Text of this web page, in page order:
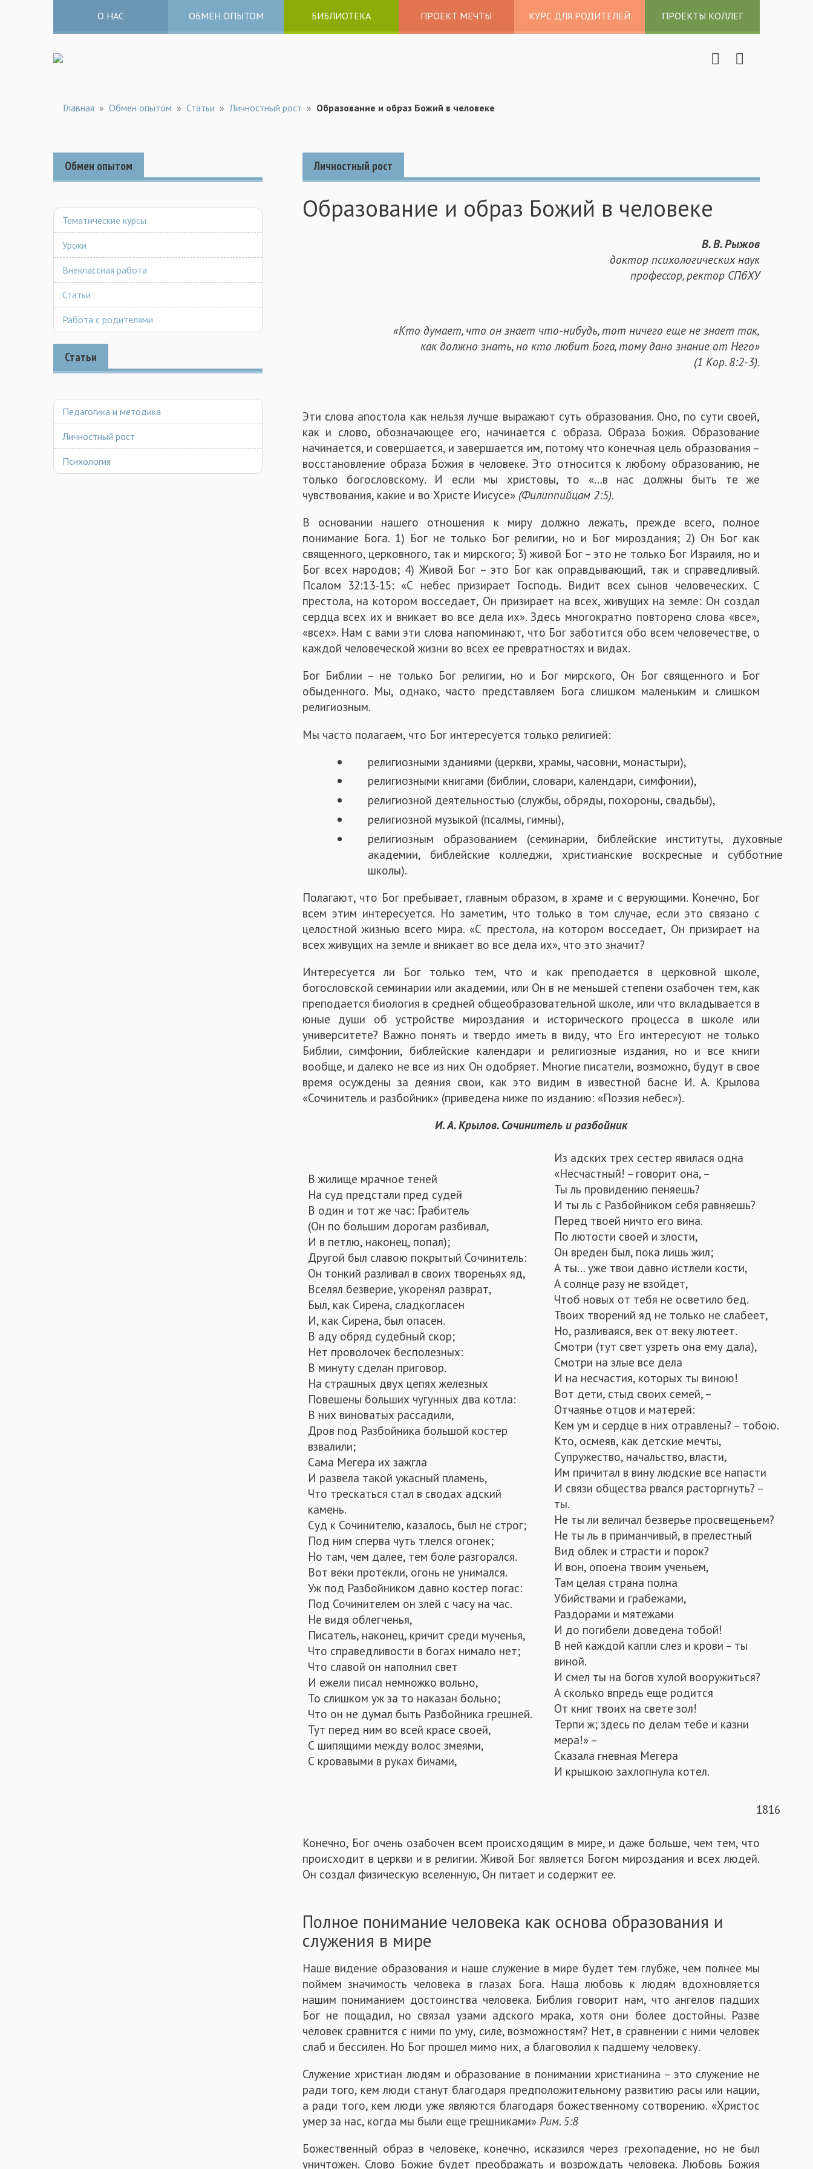
О НАС ОБМЕН ОПЫТОМ БИБЛИОТЕКА ПРОЕКТ МЕЧТЫ КУРС ДЛЯ РОДИТЕЛЕЙ ПРОЕКТЫ КОЛЛЕГ
Главная » Обмен опытом » Статьи » Личностный рост » Образование и образ Божий в человеке
Обмен опытом
Тематические курсы
Уроки
Внеклассная работа
Статьи
Работа с родителями
Статьи
Педагогика и методика
Личностный рост
Психология
Личностный рост
Образование и образ Божий в человеке
В. В. Рыжов
доктор психологических наук
профессор, ректор СПбХУ
«Кто думает, что он знает что-нибудь, тот ничего еще не знает так,
как должно знать, но кто любит Бога, тому дано знание от Него»
(1 Кор. 8:2-3).
Эти слова апостола как нельзя лучше выражают суть образования. Оно, по сути своей,
как и слово, обозначающее его, начинается с образа. Образа Божия. Образование
начинается, и совершается, и завершается им, потому что конечная цель образования –
восстановление образа Божия в человеке. Это относится к любому образованию, не
только богословскому. И если мы христовы, то «…в нас должны быть те же
чувствования, какие и во Христе Иисусе» (Филиппийцам 2:5).
В основании нашего отношения к миру должно лежать, прежде всего, полное
понимание Бога. 1) Бог не только Бог религии, но и Бог мироздания; 2) Он Бог как
священного, церковного, так и мирского; 3) живой Бог – это не только Бог Израиля, но и
Бог всех народов; 4) Живой Бог – это Бог как оправдывающий, так и справедливый.
Псалом 32:13-15: «С небес призирает Господь. Видит всех сынов человеческих. С
престола, на котором восседает, Он призирает на всех, живущих на земле: Он создал
сердца всех их и вникает во все дела их». Здесь многократно повторено слова «все»,
«всех». Нам с вами эти слова напоминают, что Бог заботится обо всем человечестве, о
каждой человеческой жизни во всех ее превратностях и видах.
Бог Библии – не только Бог религии, но и Бог мирского, Он Бог священного и Бог
обыденного. Мы, однако, часто представляем Бога слишком маленьким и слишком
религиозным.
Мы часто полагаем, что Бог интересуется только религией:
религиозными зданиями (церкви, храмы, часовни, монастыри),
религиозными книгами (библии, словари, календари, симфонии),
религиозной деятельностью (службы, обряды, похороны, свадьбы),
религиозной музыкой (псалмы, гимны),
религиозным образованием (семинарии, библейские институты, духовные
академии, библейские колледжи, христианские воскресные и субботние
школы).
Полагают, что Бог пребывает, главным образом, в храме и с верующими. Конечно, Бог
всем этим интересуется. Но заметим, что только в том случае, если это связано с
целостной жизнью всего мира. «С престола, на котором восседает, Он призирает на
всех живущих на земле и вникает во все дела их», что это значит?
Интересуется ли Бог только тем, что и как преподается в церковной школе,
богословской семинарии или академии, или Он в не меньшей степени озабочен тем, как
преподается биология в средней общеобразовательной школе, или что вкладывается в
юные души об устройстве мироздания и исторического процесса в школе или
университете? Важно понять и твердо иметь в виду, что Его интересуют не только
Библии, симфонии, библейские календари и религиозные издания, но и все книги
вообще, и далеко не все из них Он одобряет. Многие писатели, возможно, будут в свое
время осуждены за деяния свои, как это видим в известной басне И. А. Крылова
«Сочинитель и разбойник» (приведена ниже по изданию: «Поэзия небес»).
И. А. Крылов. Сочинитель и разбойник
В жилище мрачное теней
На суд предстали пред судей
В один и тот же час: Грабитель
(Он по большим дорогам разбивал,
И в петлю, наконец, попал);
Другой был славою покрытый Сочинитель:
Он тонкий разливал в своих твореньях яд,
Вселял безверие, укоренял разврат,
Был, как Сирена, сладкогласен
И, как Сирена, был опасен.
В аду обряд судебный скор;
Нет проволочек бесполезных:
В минуту сделан приговор.
На страшных двух цепях железных
Повешены больших чугунных два котла:
В них виноватых рассадили,
Дров под Разбойника большой костер
взвалили;
Сама Мегера их зажгла
И развела такой ужасный пламень,
Что трескаться стал в сводах адский
камень.
Суд к Сочинителю, казалось, был не строг;
Под ним сперва чуть тлелся огонек;
Но там, чем далее, тем боле разгорался.
Вот веки протекли, огонь не унимался.
Уж под Разбойником давно костер погас:
Под Сочинителем он злей с часу на час.
Не видя облегченья,
Писатель, наконец, кричит среди мученья,
Что справедливости в богах нимало нет;
Что славой он наполнил свет
И ежели писал немножко вольно,
То слишком уж за то наказан больно;
Что он не думал быть Разбойника грешней.
Тут перед ним во всей красе своей,
С шипящими между волос змеями,
С кровавыми в руках бичами,
Из адских трех сестер явилася одна
«Несчастный! – говорит она, –
Ты ль провидению пеняешь?
И ты ль с Разбойником себя равняешь?
Перед твоей ничто его вина.
По лютости своей и злости,
Он вреден был, пока лишь жил;
А ты… уже твои давно истлели кости,
А солнце разу не взойдет,
Чтоб новых от тебя не осветило бед.
Твоих творений яд не только не слабеет,
Но, разливаяся, век от веку лютеет.
Смотри (тут свет узреть она ему дала),
Смотри на злые все дела
И на несчастия, которых ты виною!
Вот дети, стыд своих семей, –
Отчаянье отцов и матерей:
Кем ум и сердце в них отравлены? – тобою.
Кто, осмеяв, как детские мечты,
Супружество, начальство, власти,
Им причитал в вину людские все напасти
И связи общества рвался расторгнуть? –
ты.
Не ты ли величал безверье просвещеньем?
Не ты ль в приманчивый, в прелестный
Вид облек и страсти и порок?
И вон, опоена твоим ученьем,
Там целая страна полна
Убийствами и грабежами,
Раздорами и мятежами
И до погибели доведена тобой!
В ней каждой капли слез и крови – ты
виной.
И смел ты на богов хулой вооружиться?
А сколько впредь еще родится
От книг твоих на свете зол!
Терпи ж; здесь по делам тебе и казни
мера!» –
Сказала гневная Мегера
И крышкою захлопнула котел.
1816
Конечно, Бог очень озабочен всем происходящим в мире, и даже больше, чем тем, что
происходит в церкви и в религии. Живой Бог является Богом мироздания и всех людей.
Он создал физическую вселенную, Он питает и содержит ее.
Полное понимание человека как основа образования и
служения в мире
Наше видение образования и наше служение в мире будет тем глубже, чем полнее мы
поймем значимость человека в глазах Бога. Наша любовь к людям вдохновляется
нашим пониманием достоинства человека. Библия говорит нам, что ангелов падших
Бог не пощадил, но связал узами адского мрака, хотя они более достойны. Разве
человек сравнится с ними по уму, силе, возможностям? Нет, в сравнении с ними человек
слаб и бессилен. Но Бог прошел мимо них, а благоволил к падшему человеку.
Служение христиан людям и образование в понимании христианина – это служение не
ради того, кем люди станут благодаря предположительному развитию расы или нации,
а ради того, кем люди уже являются благодаря божественному сотворению. «Христос
умер за нас, когда мы были еще грешниками» Рим. 5:8
Божественный образ в человеке, конечно, исказился через грехопадение, но не был
уничтожен. Слово Божие будет преображать и возрождать человека. Любовь Божия